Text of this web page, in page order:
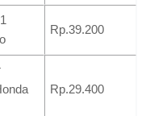
Rp.39.200
Rp.29.400